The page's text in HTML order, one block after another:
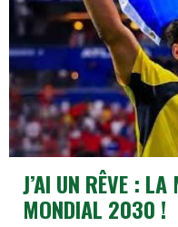
J’AI UN RÊVE :
MONDIAL 2030 !